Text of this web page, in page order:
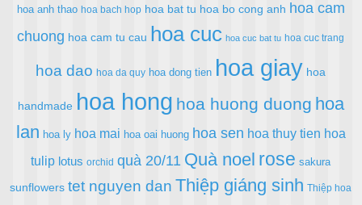
hoa anh thao hoa bach hop hoa bat tu hoa bo cong anh hoa cam
chuong hoa cam tu cau hoa cuc hoa cuc bat tu hoa cuc trang
hoa dao hoa da quy hoa dong tien hoa giay hoa
handmade hoa hong hoa huong duong hoa
lan hoa ly hoa mai hoa oai huong hoa sen hoa thuy tien hoa
tulip lotus orchid quà 20/11 Quà noel rose sakura
sunflowers tet nguyen dan Thiệp giáng sinh Thiệp hoa